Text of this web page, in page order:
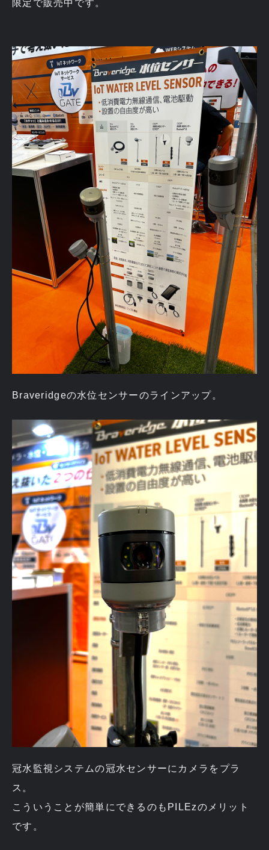
限定で販売中です。
Braveridgeの水位センサーのラインアップ。
冠水監視システムの冠水センサーにカメラをプラ
ス。
こういうことが簡単にできるのもPILEzのメリット
です。